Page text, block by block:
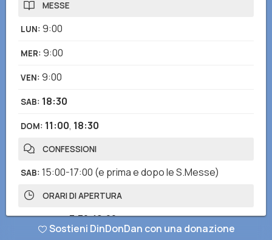
MESSE
LUN: 9:00
MER: 9:00
VEN: 9:00
SAB: 18:30
DOM: 11:00, 18:30
CONFESSIONI
SAB: 15:00-17:00 (e prima e dopo le S.Messe)
ORARI DI APERTURA
LUN - DOM:7:30-19:00
Sostieni DinDonDan con una donazione